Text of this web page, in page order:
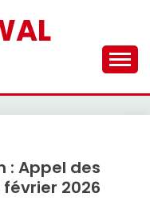
: Appel des
2026